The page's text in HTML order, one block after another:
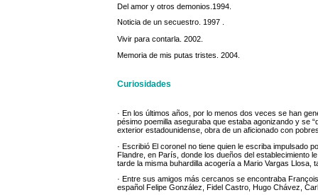
Del amor y otros demonios.1994.
Noticia de un secuestro. 1997 .
Vivir para contarla. 2002.
Memoria de mis putas tristes. 2004.
Curiosidades
· En los últimos años, por lo menos dos veces se han
pésimo poemilla aseguraba que estaba agonizando y se
exterior estadounidense, obra de un aficionado con
· Escribió El coronel no tiene quien le escriba impulsado
Flandre, en París, donde los dueños del establecimiento
tarde la misma buhardilla acogería a Mario Vargas
· Entre sus amigos más cercanos se encontraba
español Felipe González, Fidel Castro, Hugo Chávez,